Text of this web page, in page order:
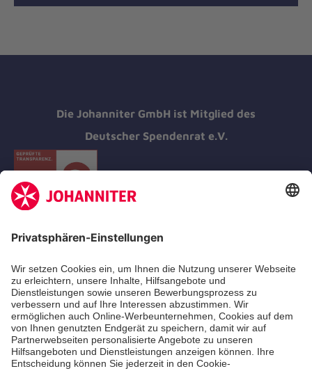
Die Johanniter GmbH ist Mitglied des
Deutscher Spendenrat e.V.
Management
Zahlen und Fakten